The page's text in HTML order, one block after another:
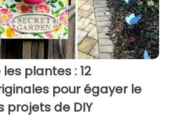
plantes : 12
pour égayer le
projets de DIY